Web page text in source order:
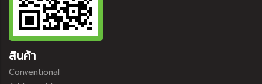
สินค้า
Conventional